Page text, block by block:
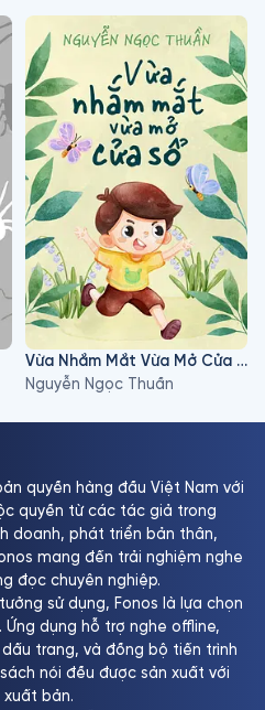
Vừa Nhắm Mắt Vừa Mở Cửa Sổ
Nguyễn Ngọc Thuần
quyền hàng đầu Việt Nam với
quyền từ các tác giả trong
doanh, phát triển bản thân,
mang đến trải nghiệm nghe
đọc chuyên nghiệp.
sử dụng, Fonos là lựa chọn
Ứng dụng hỗ trợ nghe offline,
trang, và đồng bộ tiến trình
nói đều được sản xuất với
xuất bản.